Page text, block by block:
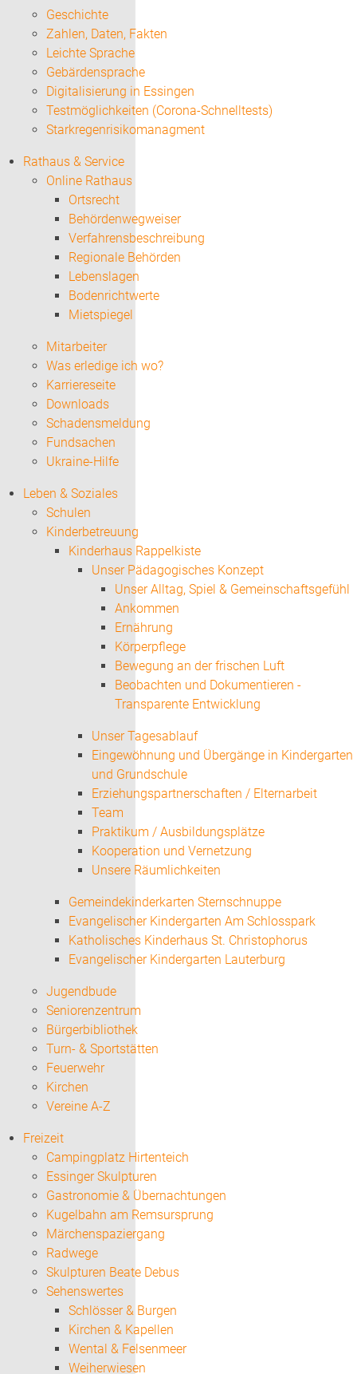
Geschichte
Zahlen, Daten, Fakten
Leichte Sprache
Gebärdensprache
Digitalisierung in Essingen
Testmöglichkeiten (Corona-Schnelltests)
Starkregenrisikomanagment
Rathaus & Service
Online Rathaus
Ortsrecht
Behördenwegweiser
Verfahrensbeschreibung
Regionale Behörden
Lebenslagen
Bodenrichtwerte
Mietspiegel
Mitarbeiter
Was erledige ich wo?
Karriereseite
Downloads
Schadensmeldung
Fundsachen
Ukraine-Hilfe
Leben & Soziales
Schulen
Kinderbetreuung
Kinderhaus Rappelkiste
Unser Pädagogisches Konzept
Unser Alltag, Spiel & Gemeinschaftsgefühl
Ankommen
Ernährung
Körperpflege
Bewegung an der frischen Luft
Beobachten und Dokumentieren -
Transparente Entwicklung
Unser Tagesablauf
Eingewöhnung und Übergänge in Kindergarten
und Grundschule
Erziehungspartnerschaften / Elternarbeit
Team
Praktikum / Ausbildungsplätze
Kooperation und Vernetzung
Unsere Räumlichkeiten
Gemeindekinderkarten Sternschnuppe
Evangelischer Kindergarten Am Schlosspark
Katholisches Kinderhaus St. Christophorus
Evangelischer Kindergarten Lauterburg
Jugendbude
Seniorenzentrum
Bürgerbibliothek
Turn- & Sportstätten
Feuerwehr
Kirchen
Vereine A-Z
Freizeit
Campingplatz Hirtenteich
Essinger Skulpturen
Gastronomie & Übernachtungen
Kugelbahn am Remsursprung
Märchenspaziergang
Radwege
Skulpturen Beate Debus
Sehenswertes
Schlösser & Burgen
Kirchen & Kapellen
Wental & Felsenmeer
Weiherwiesen